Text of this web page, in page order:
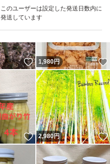
このユーザーは設定した発送日数内に
発送しています
いいね！
1,980円
いいね！
2,980円